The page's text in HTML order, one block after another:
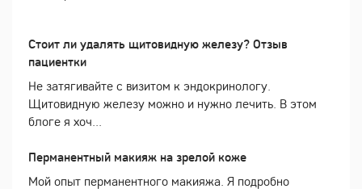
Стоит ли удалять щитовидную железу? Отзыв
пациентки
Не затягивайте с визитом к эндокринологу.
Щитовидную железу можно и нужно лечить. В этом
блоге я хоч...
Перманентный макияж на зрелой коже
Мой опыт перманентного макияжа. Я подробно